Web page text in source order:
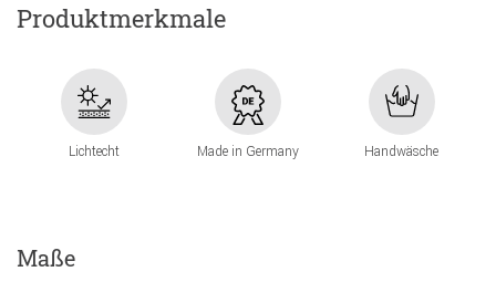
Produktmerkmale
Lichtecht Made in Germany Handwäsche
Maße